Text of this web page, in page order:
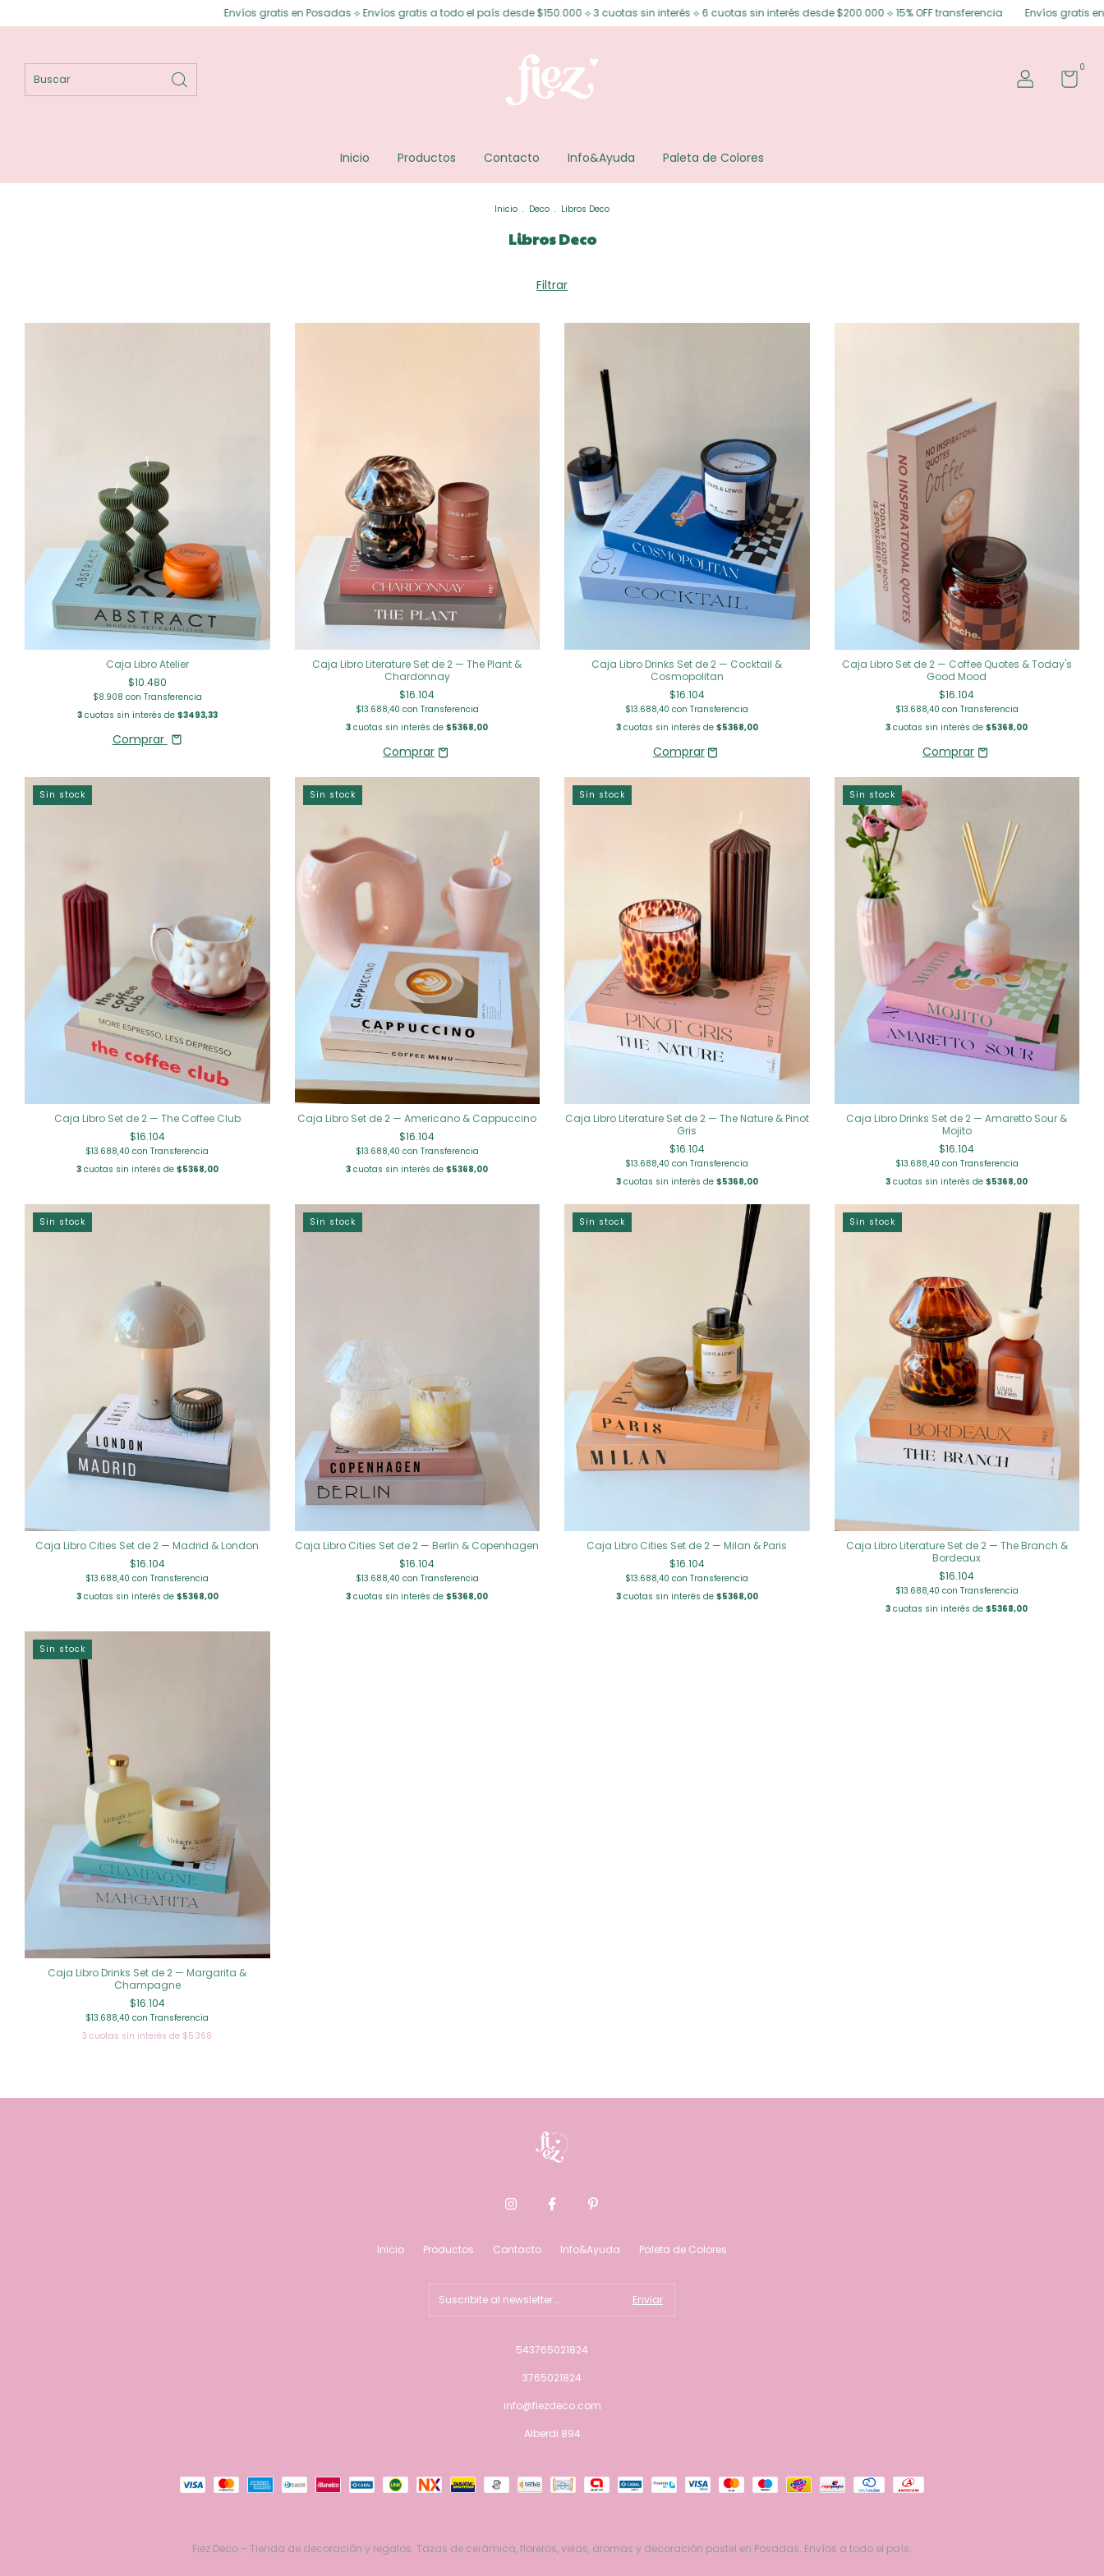
Envíos gratis en Posadas ⟡ Envíos gratis a todo el país desde $150.000 ⟡ 3 cuotas sin interés ⟡ 6 cuotas sin interés desde $200.000 ⟡ 15% OFF transferencia Envíos gratis en Posadas ⟡ Envíos
0
Inicio Productos Contacto Info&Ayuda Paleta de Colores
Inicio . Deco . Libros Deco
Libros Deco
Filtrar
Caja Libro Atelier
$10.480
$8.908 con Transferencia
3cuotas sin interés de $3493,33
Comprar
Caja Libro Literature Set de 2 — The Plant &
Chardonnay
$16.104
$13.688,40 con Transferencia
3 cuotas sin interés de$5368,00
Caja Libro Drinks Set de 2 — Cocktail &
Cosmopolitan
$16.104
$13.688,40con Transferencia
3cuotas sin interés de $5368,00
Caja Libro Set de 2 — Coffee Quotes & Today's
Good Mood
$16.104
$13.688,40 con Transferencia
3 cuotas sin interés de$5368,00
Sin stock
Caja Libro Set de 2 — The Coffee Club
$16.104
$13.688,40con Transferencia
3cuotas sin interés de $5368,00
Sin stock
Caja Libro Set de 2 — Americano & Cappuccino
$16.104
$13.688,40 con Transferencia
3 cuotas sin interés de$5368,00
Sin stock
Caja Libro Literature Set de 2 — The Nature & Pinot
Gris
$16.104
$13.688,40con Transferencia
3cuotas sin interés de $5368,00
Sin stock
Caja Libro Drinks Set de 2 — Amaretto Sour &
Mojito
$16.104
$13.688,40 con Transferencia
3 cuotas sin interés de$5368,00
Sin stock
Caja Libro Cities Set de 2 — Madrid & London
$16.104
$13.688,40con Transferencia
3cuotas sin interés de $5368,00
Sin stock
Caja Libro Cities Set de 2 — Berlin & Copenhagen
$16.104
$13.688,40 con Transferencia
3 cuotas sin interés de$5368,00
Sin stock
Caja Libro Cities Set de 2 — Milan & Paris
$16.104
$13.688,40con Transferencia
3cuotas sin interés de $5368,00
Sin stock
Caja Libro Literature Set de 2 — The Branch &
Bordeaux
$16.104
$13.688,40 con Transferencia
3 cuotas sin interés de$5368,00
Sin stock
Caja Libro Drinks Set de 2 — Margarita &
Champagne
$16.104
$13.688,40con Transferencia
3 cuotas sin interés de $5.368
Inicio Productos Contacto Info&Ayuda Paleta de Colores
543765021824
3765021824
info@fiezdeco.com
Alberdi 894
Fiez Deco – Tienda de decoración y regalos. Tazas de cerámica, floreros, velas, aromas y decoración pastel en Posadas. Envíos a todo el país.